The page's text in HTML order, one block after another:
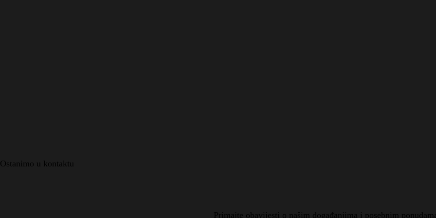
Ostanimo u kontaktu
Primajte obavijesti o našim događanjima i posebnim